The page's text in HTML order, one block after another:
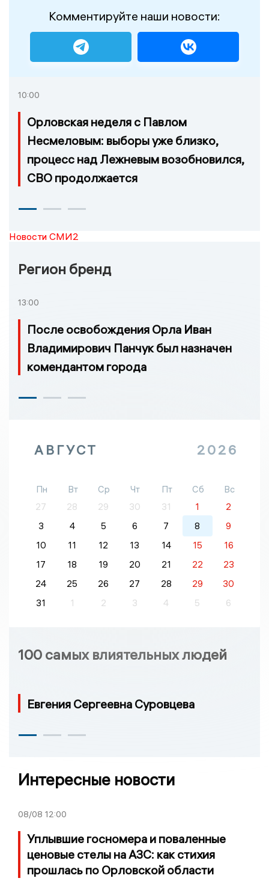
Комментируйте наши новости:
10:00
Орловская неделя с Павлом
Несмеловым: выборы уже близко,
процесс над Лежневым возобновился,
СВО продолжается
Новости СМИ2
Регион бренд
13:00
После освобождения Орла Иван
Владимирович Панчук был назначен
комендантом города
АВГУСТ 2026
Пн Вт Ср Чт Пт Сб
Вс
27
28 29 30 31 1
2
3
4 5 6 7 8
9
10
11 12 13 14 15
16
17
18 19 20 21 22
23
24
25 26 27 28 29
30
31
1 2 3 4 5 6
100 самых влиятельных людей
Евгения Сергеевна Суровцева
Интересные новости
08/08 12:00
Уплывшие госномера и поваленные
ценовые стелы на АЗС: как стихия
прошлась по Орловской области